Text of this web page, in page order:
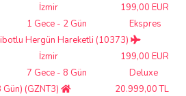
199,00 EUR
İzmir
1 Gece - 2 Gün
Ekspres
Hergün Hareketli (10373)
199,00 EUR
İzmir
7 Gece - 8 Gün
Deluxe
(GZNT3)
20.999,00 TL